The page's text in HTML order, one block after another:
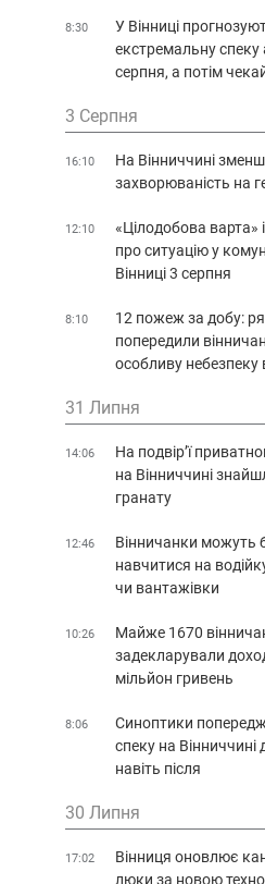
8:30
У Вінниці
екстремальну
серпня, а потім
3 Серпня
16:10
На Вінниччині
захворюваність на
12:10
«Цілодобова варта»
про ситуацію у
Вінниці 3 серпня
8:10
12 пожеж за добу:
попередили
особливу небезпеку
31 Липня
14:06
На подвір’ї
на Вінниччині
гранату
12:46
Вінничанки можуть
навчитися на
чи вантажівки
10:26
Майже 1670
задекларували
мільйон гривень
8:06
Синоптики
спеку на Вінниччині
навіть після
30 Липня
17:02
Вінниця оновлює
люки за новою